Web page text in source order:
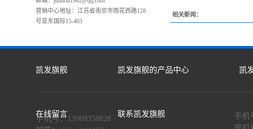
营销中心地址：江苏省南京市雨花西路128
号亚东国际15-403
相关新闻：
凯发旗舰 凯发旗舰的产品中心 凯
在线留言 联系凯发旗舰
手机号：13969358828
手机